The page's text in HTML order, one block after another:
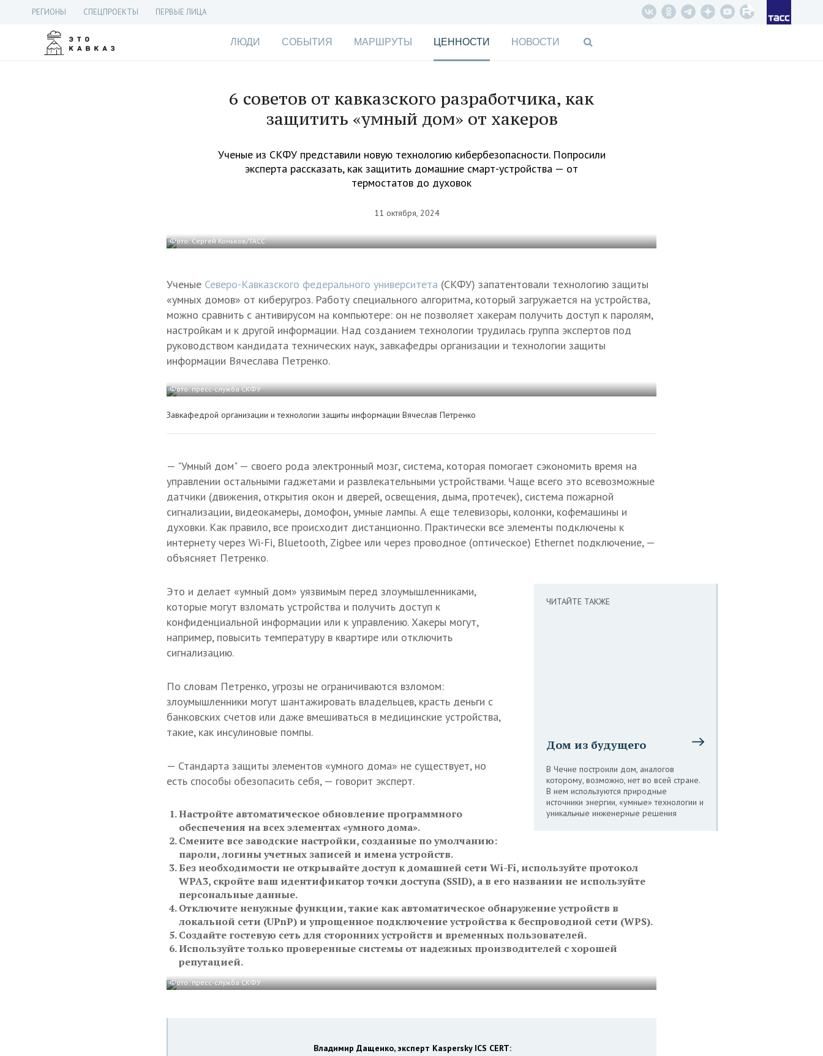
РЕГИОНЫ СПЕЦПРОЕКТЫ ПЕРВЫЕ ЛИЦА
ЛЮДИ СОБЫТИЯ МАРШРУТЫ ЦЕННОСТИ НОВОСТИ
6 советов от кавказского разработчика, как
защитить «умный дом» от хакеров
Ученые из СКФУ представили новую технологию кибербезопасности. Попросили
эксперта рассказать, как защитить домашние смарт-устройства — от
термостатов до духовок
11 октября, 2024
Фото: Сергей Коньков/ТАСС
Ученые Северо-Кавказского федерального университета (СКФУ) запатентовали технологию защиты
«умных домов» от киберугроз. Работу специального алгоритма, который загружается на устройства,
можно сравнить с антивирусом на компьютере: он не позволяет хакерам получить доступ к паролям,
настройкам и к другой информации. Над созданием технологии трудилась группа экспертов под
руководством кандидата технических наук, завкафедры организации и технологии защиты
информации Вячеслава Петренко.
Фото: пресс-служба СКФУ
Завкафедрой организации и технологии защиты информации Вячеслав Петренко
— "Умный дом" — своего рода электронный мозг, система, которая помогает сэкономить время на
управлении остальными гаджетами и развлекательными устройствами. Чаще всего это всевозможные
датчики (движения, открытия окон и дверей, освещения, дыма, протечек), система пожарной
сигнализации, видеокамеры, домофон, умные лампы. А еще телевизоры, колонки, кофемашины и
духовки. Как правило, все происходит дистанционно. Практически все элементы подключены к
интернету через Wi-Fi, Bluetooth, Zigbee или через проводное (оптическое) Ethernet подключение, —
объясняет Петренко.
ЧИТАЙТЕ ТАКЖЕ
Дом из будущего
В Чечне построили дом, аналогов
которому, возможно, нет во всей стране.
В нем используются природные
источники энергии, «умные» технологии и
уникальные инженерные решения
Это и делает «умный дом» уязвимым перед злоумышленниками,
которые могут взломать устройства и получить доступ к
конфиденциальной информации или к управлению. Хакеры могут,
например, повысить температуру в квартире или отключить
сигнализацию.
По словам Петренко, угрозы не ограничиваются взломом:
злоумышленники могут шантажировать владельцев, красть деньги с
банковских счетов или даже вмешиваться в медицинские устройства,
такие, как инсулиновые помпы.
— Стандарта защиты элементов «умного дома» не существует, но
есть способы обезопасить себя, — говорит эксперт.
Настройте автоматическое обновление программного
обеспечения на всех элементах «умного дома».
Смените все заводские настройки, созданные по умолчанию:
пароли, логины учетных записей и имена устройств.
Без необходимости не открывайте доступ к домашней сети Wi-Fi, используйте протокол
WPA3, скройте ваш идентификатор точки доступа (SSID), а в его названии не используйте
персональные данные.
Отключите ненужные функции, такие как автоматическое обнаружение устройств в
локальной сети (UPnP) и упрощенное подключение устройства к беспроводной сети (WPS).
Создайте гостевую сеть для сторонних устройств и временных пользователей.
Используйте только проверенные системы от надежных производителей с хорошей
репутацией.
Фото: пресс-служба СКФУ
Владимир Дащенко, эксперт Kaspersky ICS CERT: